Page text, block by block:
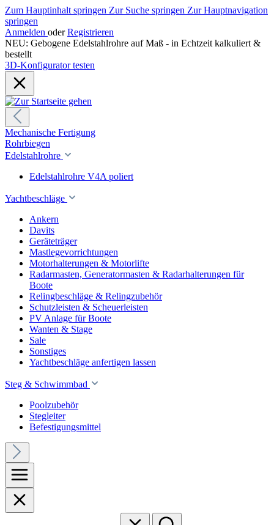
Zum Hauptinhalt springen Zur Suche springen Zur Hauptnavigation
springen
Anmelden oder Registrieren
NEU: Gebogene Edelstahlrohre auf Maß - in Echtzeit kalkuliert &
bestellt
3D-Konfigurator testen
Mechanische Fertigung
Rohrbiegen
Edelstahlrohre
Edelstahlrohre V4A poliert
Yachtbeschläge
Ankern
Davits
Geräteträger
Mastlegevorrichtungen
Motorhalterungen & Motorlifte
Radarmasten, Generatormasten & Radarhalterungen für
Boote
Relingbeschläge & Relingzubehör
Schutzleisten & Scheuerleisten
PV Anlage für Boote
Wanten & Stage
Sale
Sonstiges
Yachtbeschläge anfertigen lassen
Steg & Schwimmbad
Poolzubehör
Stegleiter
Befestigungsmittel